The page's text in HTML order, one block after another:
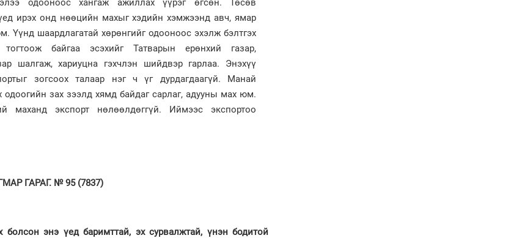
одооноос хангаж ажиллах үүрэг өгсөн. Төсөв
ирэх онд нөөцийн махыг хэдийн хэмжээнд авч, ямар
Үүнд шаардлагатай хөрөнгийг одооноос эхэлж бэлтгэх
байгаа эсэхийг Татварын ерөнхий газар,
шалгаж, хариуцна гэхчлэн шийдвэр гарлаа. Энэхүү
зогсоох талаар нэг ч үг дурдагдаагүй. Манай
одоогийн зах зээлд хямд байдаг сарлаг, адууны мах юм.
маханд экспорт нөлөөлдөггүй. Иймээс экспортоо
ГАРАГ. № 95 (7837)
болсон энэ үед баримттай, эх сурвалжтай, үнэн бодитой